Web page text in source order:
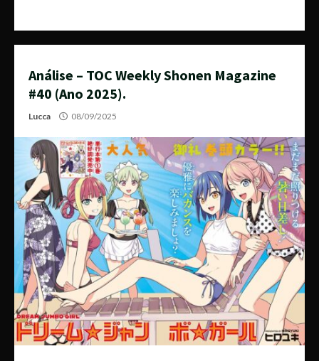
Análise – TOC Weekly Shonen Magazine
#40 (Ano 2025).
Lucca 08/09/2025